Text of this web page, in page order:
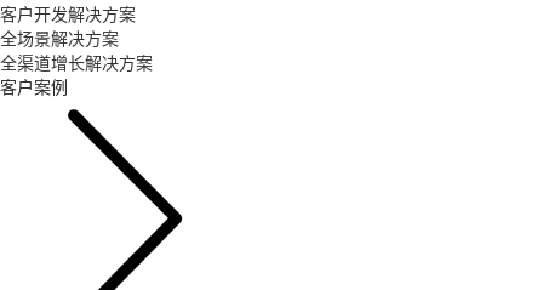
客户开发解决方案
全场景解决方案
全渠道增长解决方案
客户案例